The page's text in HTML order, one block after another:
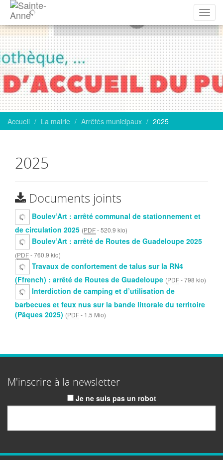
la
Accueil La mairie Arrêtés municipaux 2025
2025
Documents joints
Boulev’Art : arrêté communal de stationnement et
de circulation 2025 (PDF-520.9 kio)
Boulev’Art : arrêté de Routes de Guadeloupe 2025
(PDF-760.9 kio)
Travaux de confortement de talus sur la RN4
(Ffrench) : arrêté de Routes de Guadeloupe (PDF-798 kio)
Interdiction de camping et d’utilisation de
barbecues et feux nus sur la bande littorale du territoire
(Pâques 2025) (PDF- 1.5 Mio)
M'inscrire à la newsletter
Je ne suis pas un robot